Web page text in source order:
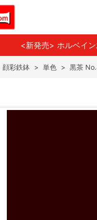
<新発売> ホルベイ
顔彩鉄鉢 > 単色 > 黒茶